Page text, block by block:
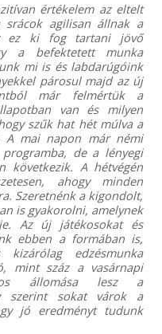
értékelem az eltelt
agilisan állnak a
ez ki fog tartani jövő
a befektetett munka
mi is és labdarúgóink
párosul majd az új
már felmértük a
van és milyen
szűk hat hét múlva a
A mai napon már némi
de a lényegi
következik. A hétvégén
ahogy minden
Szeretnénk a kigondolt,
is gyakorolni, amelynek
Az új játékosokat és
ebben a formában is,
kizárólag edzésmunka
mint száz a vasárnapi
állomása lesz a
szerint sokat várok a
jó eredményt tudunk